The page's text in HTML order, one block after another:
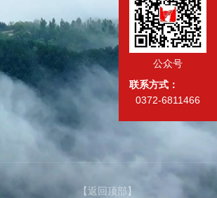
【返回顶部】
公众号
联系方式：
0372-6811466